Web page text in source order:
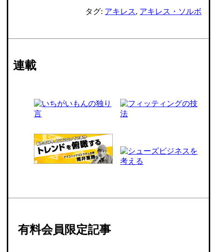
タグ: アキレス, アキレス・ソルボ
連載
有料会員限定記事